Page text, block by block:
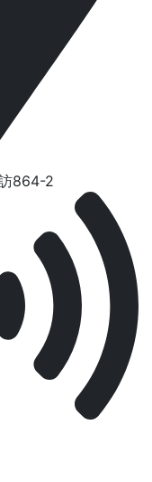
864-2